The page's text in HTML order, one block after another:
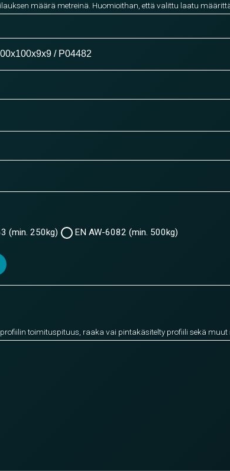
määrä metreinä. Huomioithan, että valittu laatu
(min. 250kg) EN AW-6082 (min. 500kg)
toimituspituus, raaka vai pintakäsitelty profiili sekä muut